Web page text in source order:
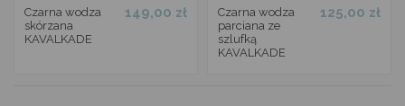
Czarna wodza
skórzana
KAVALKADE
149,00 zł
Czarna wodza
parciana ze
szlufką
KAVALKADE
125,00 zł